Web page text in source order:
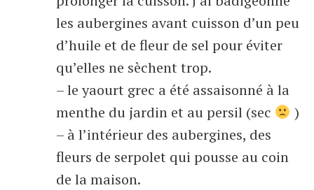
les aubergines avant cuisson d’un peu
d’huile et de fleur de sel pour éviter
qu’elles ne sèchent trop.
– le yaourt grec a été assaisonné à la
menthe du jardin et au persil (sec
)
– à l’intérieur des aubergines, des
fleurs de serpolet qui pousse au coin
de la maison.